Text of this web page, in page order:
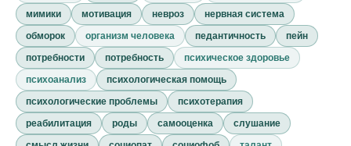
мимики
мотивация невроз
нервная система
обморок
организм человека педантичность
пейн
потребности
потребность
психическое здоровье
психоанализ
психологическая помощь
психологические проблемы
психотерапия
реабилитация
роды самооценка
слушание